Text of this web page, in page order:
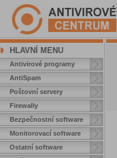
HLAVNÍ MENU
Antivirové programy
AntiSpam
Poštovní servery
Firewally
Bezpečnostní software
Monitorovací software
Ostatní software